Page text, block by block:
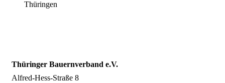
Thüringen
Thüringer Bauernverband e.V.
Alfred-Hess-Straße 8